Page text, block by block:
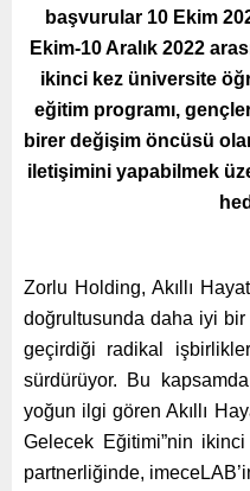
başvurular 10 Ekim
Ekim-10 Aralık 2022
ikinci kez üniversite
eğitim programı,
birer değişim öncüsü
iletişimini yapabilmek
Zorlu Holding,Akıllı
doğrultusunda daha iyi bir
geçirdiği radikal
sürdürüyor. Bu
yoğun ilgi gören Akıllı
Gelecek Eğitimi”nin
partnerliğinde,